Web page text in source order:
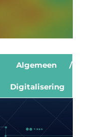
Algemeen
Digitalisering